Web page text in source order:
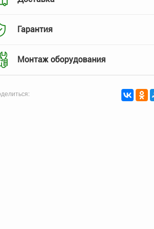
Гарантия
Монтаж оборудования